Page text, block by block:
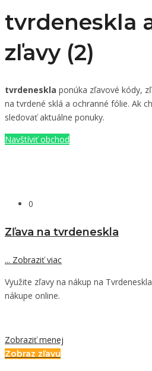
tvrdeneskla
zľavy (2)
tvrdeneskla ponúka zľavové kódy,
na tvrdené sklá a ochranné fólie. Ak
sledovať aktuálne ponuky.
Navštíviť obchod
0
Zľava na tvrdeneskla
... Zobraziť viac
Využite zľavy na nákup na
nákupe online.
Zobraziť menej
Zobraz zľavu